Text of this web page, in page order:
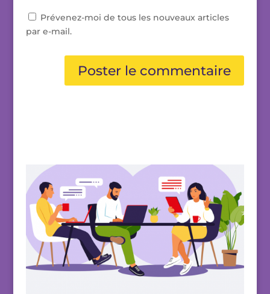
Prévenez-moi de tous les nouveaux articles
par e-mail.